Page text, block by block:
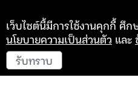
เว็บไซต์นี้มีการใช้งานคุกกี้ ศึก
นโยบายความเป็นส่วนตัว และ
รับทราบ